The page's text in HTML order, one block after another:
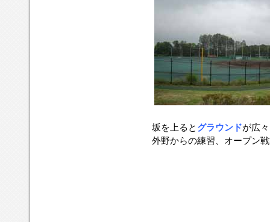
坂を上ると グラウンドが広
外野からの練習、オープン